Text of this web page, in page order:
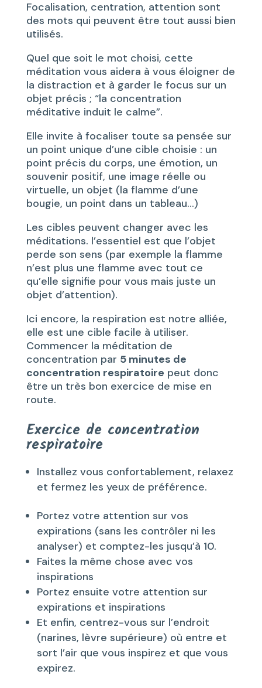
Focalisation, centration, attention sont
des mots qui peuvent être tout aussi bien
utilisés.
Quel que soit le mot choisi, cette
méditation vous aidera à vous éloigner de
la distraction et à garder le focus sur un
objet précis ; “la concentration
méditative induit le calme”.
Elle invite à focaliser toute sa pensée sur
un point unique d’une cible choisie : un
point précis du corps, une émotion, un
souvenir positif, une image réelle ou
virtuelle, un objet (la flamme d’une
bougie, un point dans un tableau…)
Les cibles peuvent changer avec les
méditations. l’essentiel est que l’objet
perde son sens (par exemple la flamme
n’est plus une flamme avec tout ce
qu’elle signifie pour vous mais juste un
objet d’attention).
Ici encore, la respiration est notre alliée,
elle est une cible facile à utiliser.
Commencer la méditation de
concentration par 5 minutes de
concentration respiratoire peut donc
être un très bon exercice de mise en
route.
Exercice de concentration
respiratoire
Installez vous confortablement, relaxez
et fermez les yeux de préférence.
Portez votre attention sur vos
expirations (sans les contrôler ni les
analyser) et comptez-les jusqu’à 10.
Faites la même chose avec vos
inspirations
Portez ensuite votre attention sur
expirations et inspirations
Et enfin, centrez-vous sur l’endroit
(narines, lèvre supérieure) où entre et
sort l’air que vous inspirez et que vous
expirez.